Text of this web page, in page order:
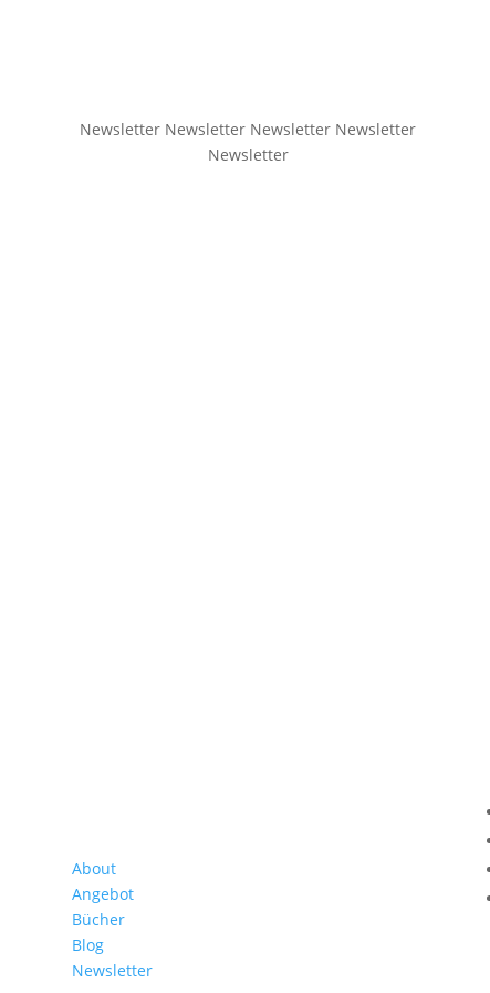
Newsletter Newsletter Newsletter Newsletter
Newsletter
About
Angebot
Bücher
Blog
Newsletter